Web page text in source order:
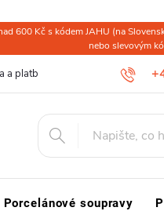
600 Kč s kódem JAHU (na
nebo slevovým
a platba ČR Doprava a
Porcelánové soupravy